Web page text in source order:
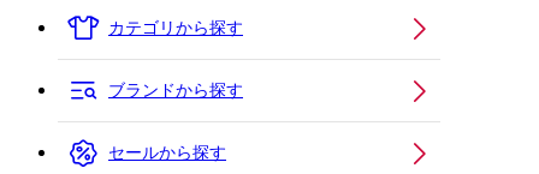
カテゴリから探す
ブランドから探す
セールから探す